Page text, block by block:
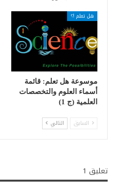
هل تعلم !؟
موسوعة هل تعلم: قائمة
أسماء العلوم والتخصصات
العلمية (ج 1)
السابق التالي
تعليق 1